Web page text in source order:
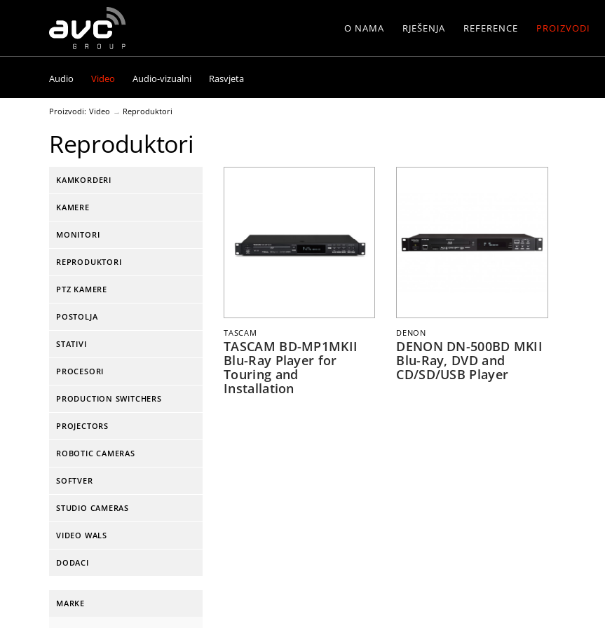
AVC
Group
O NAMA RJEŠENJA REFERENCE PROIZVODI
Audio Video Audio-vizualni Rasvjeta
Proizvodi: Video Reproduktori
Reproduktori
KAMKORDERI
KAMERE
MONITORI
REPRODUKTORI
PTZ KAMERE
POSTOLJA
STATIVI
PROCESORI
PRODUCTION SWITCHERS
PROJECTORS
ROBOTIC CAMERAS
SOFTVER
STUDIO CAMERAS
VIDEO WALS
DODACI
MARKE
TASCAM
TASCAM BD-MP1MKII
Blu-Ray Player for
Touring and
Installation
DENON
DENON DN-500BD MKII
Blu-Ray, DVD and
CD/SD/USB Player